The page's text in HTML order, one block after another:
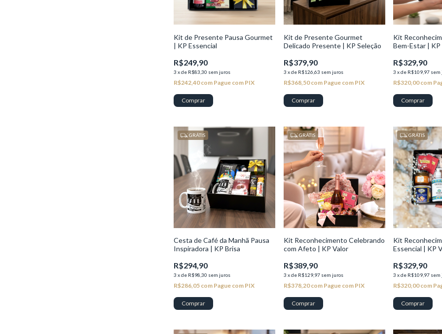
Kit de Presente Pausa Gourmet
| KP Essencial
R$249,90
3 xde R$83,30 sem juros
R$242,40com Pague com PIX
Kit de Presente Gourmet
Delicado Presente | KP Seleção
R$379,90
3 xde R$126,63 sem juros
R$368,50com Pague com PIX
Kit
Bem-Estar | KP
R$329,90
3 xde R$109,97 sem
R$320,00com
GRÁTIS
Cesta de Café da Manhã Pausa
Inspiradora | KP Brisa
R$294,90
3 xde R$98,30 sem juros
R$286,05 com Pague com PIX
GRÁTIS
Kit Reconhecimento Celebrando
com Afeto | KP Valor
R$389,90
3 xde R$129,97 sem juros
R$378,20com Pague com PIX
GRÁTIS
Kit
Essencial | KP
R$329,90
3 xde R$109,97 sem
R$320,00com